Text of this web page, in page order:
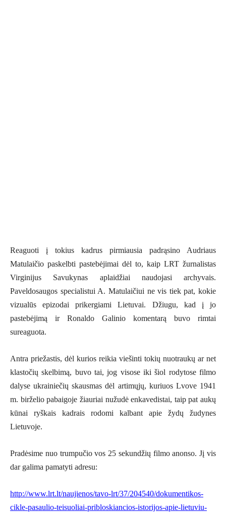
Reaguoti į tokius kadrus pirmiausia padrąsino Audriaus
Matulaičio paskelbti pastebėjimai dėl to, kaip LRT žurnalistas
Virginijus Savukynas aplaidžiai naudojasi archyvais.
Paveldosaugos specialistui A. Matulaičiui ne vis tiek pat, kokie
vizualūs epizodai prikergiami Lietuvai. Džiugu, kad į jo
pastebėjimą ir Ronaldo Galinio komentarą buvo rimtai
sureaguota.
Antra priežastis, dėl kurios reikia viešinti tokių nuotraukų ar net
klastočių skelbimą, buvo tai, jog visose iki šiol rodytose filmo
dalyse ukrainiečių skausmas dėl artimųjų, kuriuos Lvove 1941
m. birželio pabaigoje žiauriai nužudė enkavedistai, taip pat aukų
kūnai ryškais kadrais rodomi kalbant apie žydų žudynes
Lietuvoje.
Pradėsime nuo trumpučio vos 25 sekundžių filmo anonso. Jį vis
dar galima pamatyti adresu:
http://www.lrt.lt/naujienos/tavo-lrt/37/204540/dokumentikos-
cikle-pasaulio-teisuoliai-pribloskiancios-istorijos-apie-lietuviu-